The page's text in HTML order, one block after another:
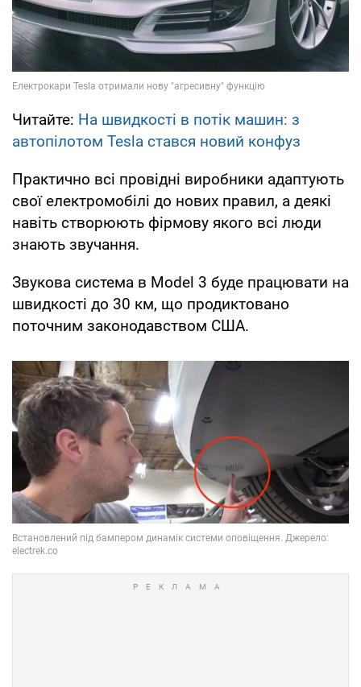
Читайте: На швидкості в потік машин: з
автопілотом Tesla стався новий конфуз
Практично всі провідні виробники адаптують
свої електромобілі до нових правил, а деякі
навіть створюють фірмову якого всі люди
знають звучання.
Звукова система в Model 3 буде працювати на
швидкості до 30 км, що продиктовано
поточним законодавством США.